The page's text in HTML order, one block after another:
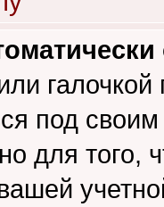
галочкой
под
для того,